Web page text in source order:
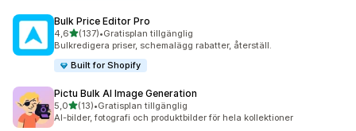
Bulk Price Editor Pro
4,6av 5 stjärnor
(137)
137 recensioner totalt
•Gratisplan tillgänglig
Bulkredigera priser, schemalägg rabatter, återställ.
Built for Shopify
Pictu Bulk AI Image Generation
5,0av 5 stjärnor
(13)
13 recensioner totalt
•Gratisplan tillgänglig
AI-bilder, fotografi och produktbilder för hela kollektioner